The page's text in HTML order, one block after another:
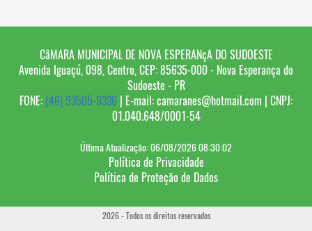
CâMARA MUNICIPAL DE NOVA ESPERANçA DO SUDOESTE
Avenida Iguaçú, 098, Centro, CEP: 85635-000 - Nova Esperança do
Sudoeste - PR
FONE: (46) 93505-9336 | E-mail: camaranes@hotmail.com | CNPJ:
01.040.648/0001-54
Última Atualização: 06/08/2026 08:30:02
Política de Privacidade
Política de Proteção de Dados
2026 - Todos os direitos reservados